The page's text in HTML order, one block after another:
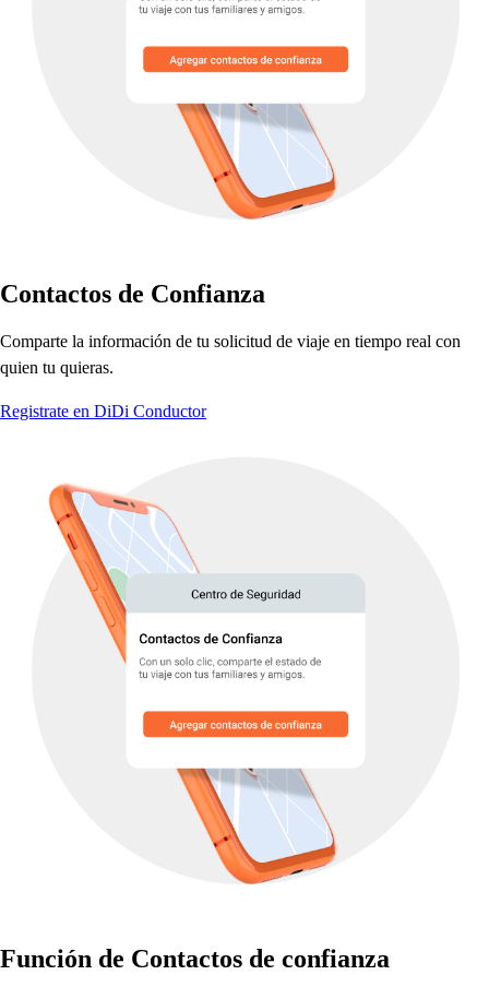
Contactos de Confianza
Comparte la información de tu solicitud de viaje en tiempo real con
quien tu quieras.
Registrate en DiDi Conductor
Función de Contactos de confianza